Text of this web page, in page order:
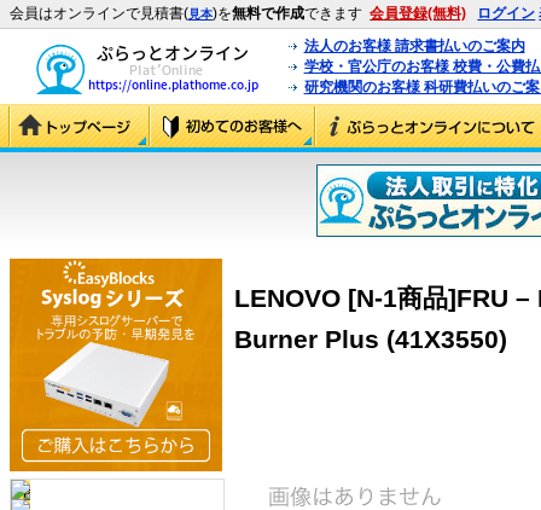
会員はオンラインで見積書(見本)を無料で作成できます 会員登録(無料) ログイン
法人のお客様 請求書払いのご案内
学校・官公庁のお客様 校費・公費
研究機関のお客様 科研費払いのご
LENOVO [N-1商品]FRU
Burner Plus (41X3550)